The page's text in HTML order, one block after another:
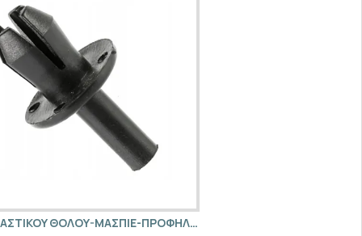
KΛIΠ ΠΛAΣTIKOY ΘOΛOY-MAΣΠIE-ΠΡΟΦHΛΑΚΤΗΡΑ 1 TMX CORSA-B ASTRA-F - YQ00125980